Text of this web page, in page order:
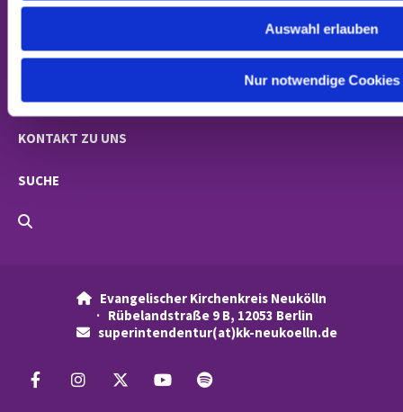
Auswahl erlauben
Nur notwendige Cookies
GEMEINDEN
NACHRICHTEN
NEWSLETTER-ABO
KONTAKT ZU UNS
SUCHE

Evangelischer Kirchenkreis Neukölln
· Rübelandstraße 9 B, 12053 Berlin
 superintendentur(at)kk-neukoelln.de